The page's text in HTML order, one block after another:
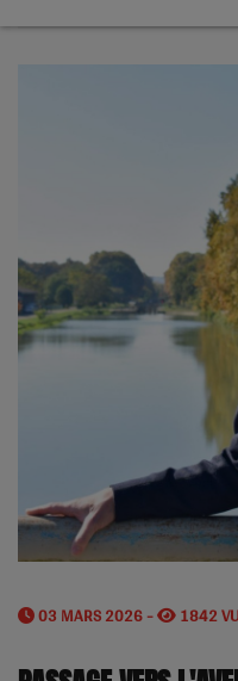
03 MARS 2026 - 1842